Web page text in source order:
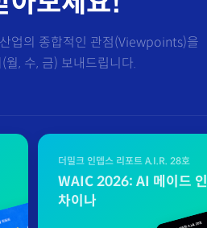
업의 종합적인 관점(Viewpoints)을
, 수, 금) 보내드립니다.
더밀크 인뎁스 리포트 A.I.R. 28호
WAIC 2026: AI 메이드 인
차이나